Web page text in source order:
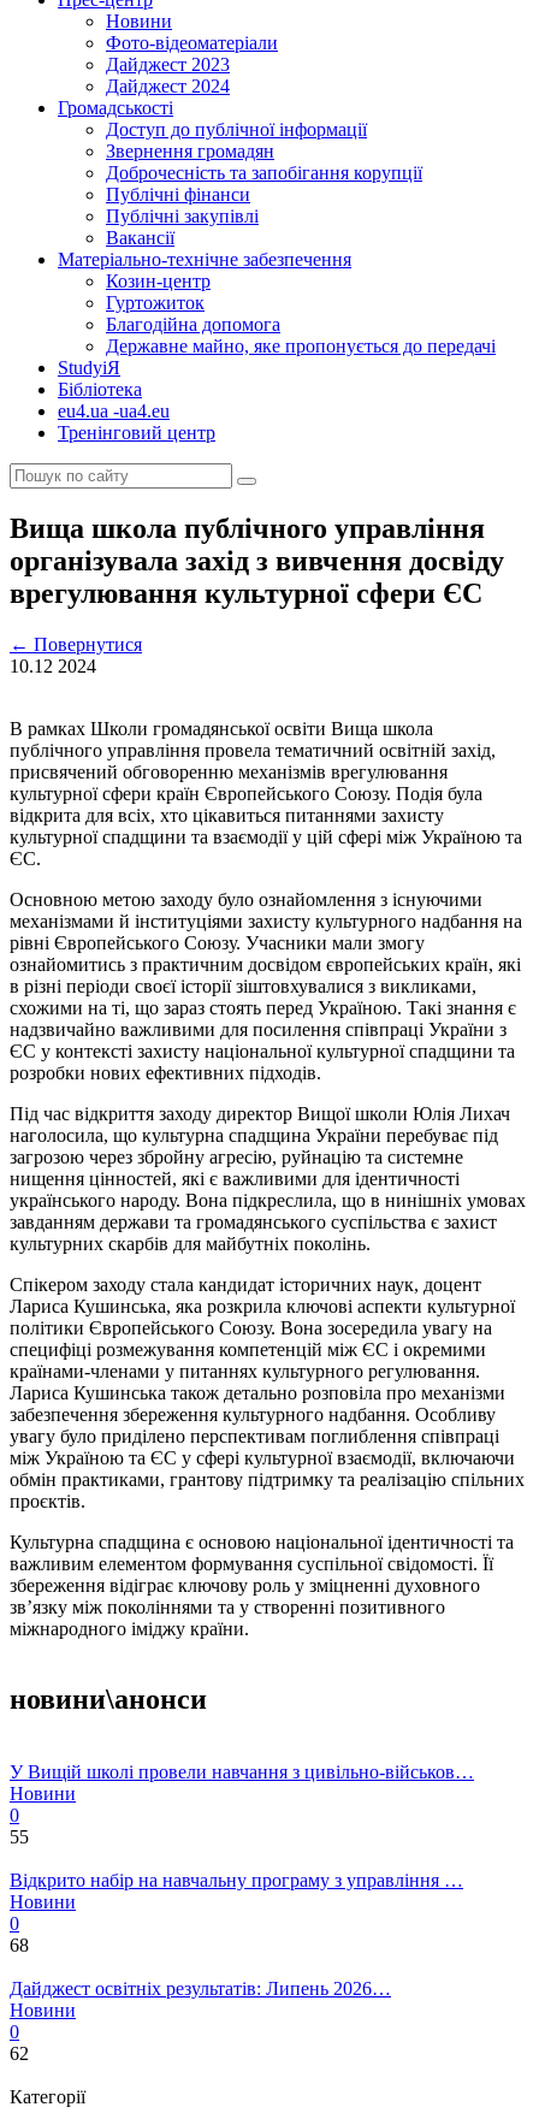
Новини
Фото-відеоматеріали
Дайджест 2023
Дайджест 2024
Громадськості
Доступ до публічної інформації
Звернення громадян
Доброчесність та запобігання корупції
Публічні фінанси
Публічні закупівлі
Вакансії
Матеріально-технічне забезпечення
Козин-центр
Гуртожиток
Благодійна допомога
Державне майно, яке пропонується до передачі
StudyіЯ
Бібліотека
eu4.ua -ua4.eu
Тренінговий центр
Вища школа публічного управління
організувала захід з вивчення досвіду
врегулювання культурної сфери ЄС
← Повернутися
10.12 2024
В рамках Школи громадянської освіти Вища школа
публічного управління провела тематичний освітній захід,
присвячений обговоренню механізмів врегулювання
культурної сфери країн Європейського Союзу. Подія була
відкрита для всіх, хто цікавиться питаннями захисту
культурної спадщини та взаємодії у цій сфері між Україною та
ЄС.
Основною метою заходу було ознайомлення з існуючими
механізмами й інституціями захисту культурного надбання на
рівні Європейського Союзу. Учасники мали змогу
ознайомитись з практичним досвідом європейських країн, які
в різні періоди своєї історії зіштовхувалися з викликами,
схожими на ті, що зараз стоять перед Україною. Такі знання є
надзвичайно важливими для посилення співпраці України з
ЄС у контексті захисту національної культурної спадщини та
розробки нових ефективних підходів.
Під час відкриття заходу директор Вищої школи Юлія Лихач
наголосила, що культурна спадщина України перебуває під
загрозою через збройну агресію, руйнацію та системне
нищення цінностей, які є важливими для ідентичності
українського народу. Вона підкреслила, що в нинішніх умовах
завданням держави та громадянського суспільства є захист
культурних скарбів для майбутніх поколінь.
Спікером заходу стала кандидат історичних наук, доцент
Лариса Кушинська, яка розкрила ключові аспекти культурної
політики Європейського Союзу. Вона зосередила увагу на
специфіці розмежування компетенцій між ЄС і окремими
країнами-членами у питаннях культурного регулювання.
Лариса Кушинська також детально розповіла про механізми
забезпечення збереження культурного надбання. Особливу
увагу було приділено перспективам поглиблення співпраці
між Україною та ЄС у сфері культурної взаємодії, включаючи
обмін практиками, грантову підтримку та реалізацію спільних
проєктів.
Культурна спадщина є основою національної ідентичності та
важливим елементом формування суспільної свідомості. Її
збереження відіграє ключову роль у зміцненні духовного
зв’язку між поколіннями та у створенні позитивного
міжнародного іміджу країни.
новини\анонси
У Вищій школі провели навчання з цивільно-військов…
Новини
0
55
Відкрито набір на навчальну програму з управління …
Новини
0
68
Дайджест освітніх результатів: Липень 2026…
Новини
0
62
Категорії